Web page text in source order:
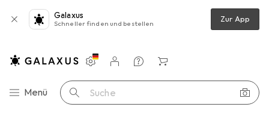
Galaxus
Schneller finden und bestellen Zur App
Navigation nach Kategorien
Menü Suche
Einstellungen
Kundenkonto
Vergleichslisten
Merklisten
Warenkorb